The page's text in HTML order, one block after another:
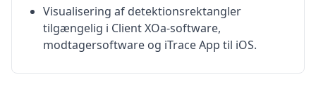
Visualisering af detektionsrektangler
tilgængelig i Client XOa-software,
modtagersoftware og iTrace App til iOS.